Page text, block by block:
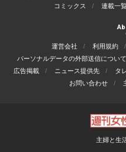
コミックス
連載一
運営会社 利用規約
パーソナルデータの外部送信について
広告掲載
ニュース提供先 タ
お問い合わせ
主婦と生